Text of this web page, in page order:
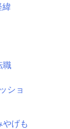
緯
職
ショ
げも